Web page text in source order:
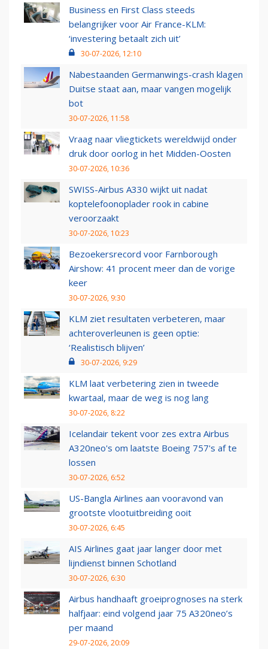
Business en First Class steeds
belangrijker voor Air France-KLM:
‘investering betaalt zich uit’
30-07-2026, 12:10
Nabestaanden Germanwings-crash klagen
Duitse staat aan, maar vangen mogelijk
bot
30-07-2026, 11:58
Vraag naar vliegtickets wereldwijd onder
druk door oorlog in het Midden-Oosten
30-07-2026, 10:36
SWISS-Airbus A330 wijkt uit nadat
koptelefoonoplader rook in cabine
veroorzaakt
30-07-2026, 10:23
Bezoekersrecord voor Farnborough
Airshow: 41 procent meer dan de vorige
keer
30-07-2026, 9:30
KLM ziet resultaten verbeteren, maar
achteroverleunen is geen optie:
‘Realistisch blijven’
30-07-2026, 9:29
KLM laat verbetering zien in tweede
kwartaal, maar de weg is nog lang
30-07-2026, 8:22
Icelandair tekent voor zes extra Airbus
A320neo's om laatste Boeing 757's af te
lossen
30-07-2026, 6:52
US-Bangla Airlines aan vooravond van
grootste vlootuitbreiding ooit
30-07-2026, 6:45
AIS Airlines gaat jaar langer door met
lijndienst binnen Schotland
30-07-2026, 6:30
Airbus handhaaft groeiprognoses na sterk
halfjaar: eind volgend jaar 75 A320neo’s
per maand
29-07-2026, 20:09